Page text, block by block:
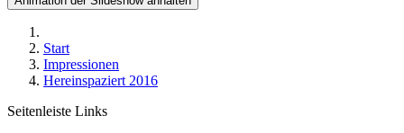
Start
Impressionen
Hereinspaziert 2016
Seitenleiste Links